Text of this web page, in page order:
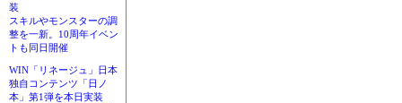
装
スキルやモンスターの調
整を一新。10周年イベン
トも同日開催
WIN「リネージュ」日本
独自コンテンツ「日ノ
本」第1弾を本日実装